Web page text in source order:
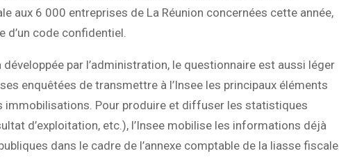
aux 6 000 entreprises de La Réunion concernées cette année,
d’un code confidentiel.
par l’administration, le questionnaire est aussi léger
enquêtées de transmettre à l’Insee les principaux éléments
immobilisations. Pour produire et diffuser les statistiques
d’exploitation, etc.), l’Insee mobilise les informations déjà
dans le cadre de l’annexe comptable de la liasse fiscale.